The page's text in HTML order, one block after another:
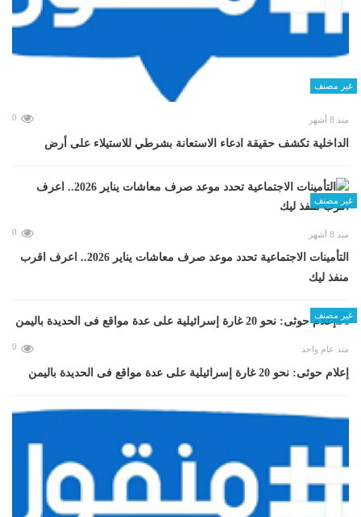
غير مصنف
منذ 8 أشهر 0
الداخلية تكشف حقيقة ادعاء الاستعانة بشرطي للاستيلاء على أرض
غير مصنف
منذ 8 أشهر 0
التأمينات الاجتماعية تحدد موعد صرف معاشات يناير 2026.. اعرف اقرب
منفذ ليك
غير مصنف
منذ عام واحد 0
إعلام حوثى: نحو 20 غارة إسرائيلية على عدة مواقع فى الحديدة باليمن